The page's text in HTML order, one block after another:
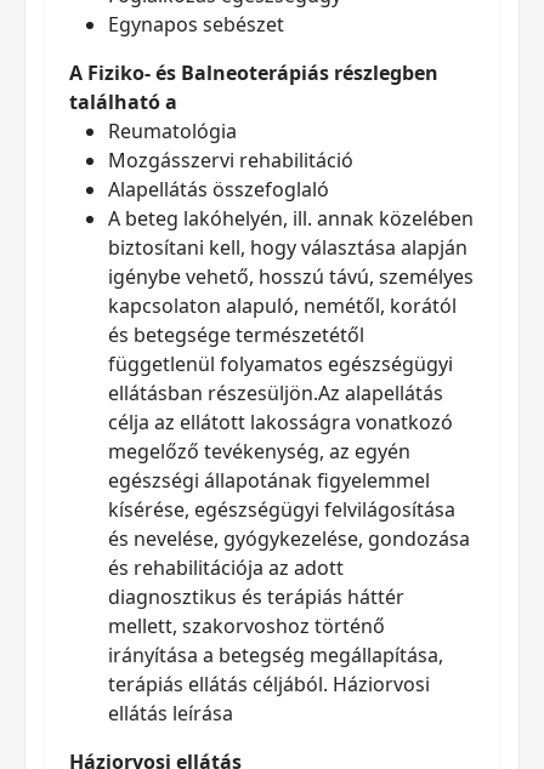
Egynapos sebészet
A Fiziko- és Balneoterápiás részlegben
található a
Reumatológia
Mozgásszervi rehabilitáció
Alapellátás összefoglaló
A beteg lakóhelyén, ill. annak közelében
biztosítani kell, hogy választása alapján
igénybe vehető, hosszú távú, személyes
kapcsolaton alapuló, nemétől, korától
és betegsége természetétől
függetlenül folyamatos egészségügyi
ellátásban részesüljön.Az alapellátás
célja az ellátott lakosságra vonatkozó
megelőző tevékenység, az egyén
egészségi állapotának figyelemmel
kísérése, egészségügyi felvilágosítása
és nevelése, gyógykezelése, gondozása
és rehabilitációja az adott
diagnosztikus és terápiás háttér
mellett, szakorvoshoz történő
irányítása a betegség megállapítása,
terápiás ellátás céljából. Háziorvosi
ellátás leírása
Háziorvosi ellátás